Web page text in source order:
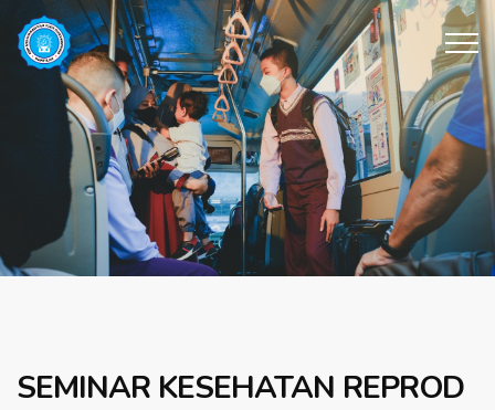
SEMINAR KESEHATAN REPROD